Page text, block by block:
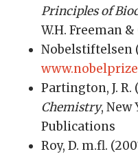
Principles of
W.H. Freeman &
Nobelstiftelsen
Partington, J. R.
Chemistry, New
Publications
Roy, D. m.fl.